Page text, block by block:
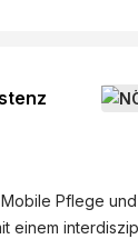
Pflege
einem